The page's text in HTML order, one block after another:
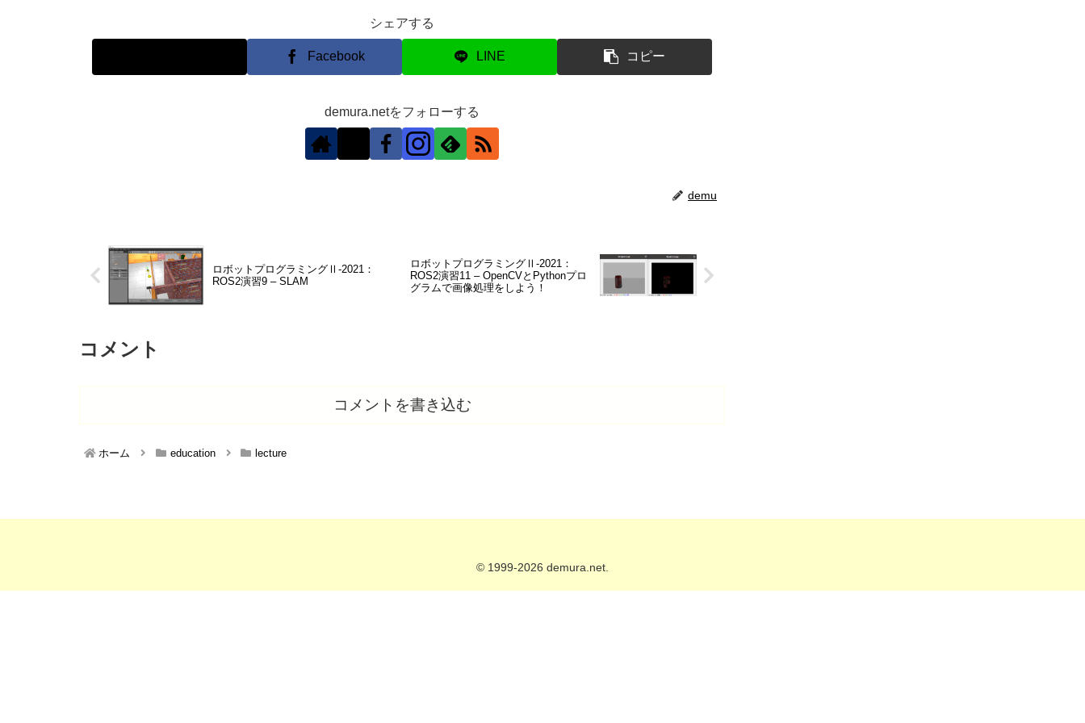
シェアする
Facebook LINE コピー
demura.netをフォローする
demu
ロボットプログラミングⅡ-2021：
ROS2演習9 – SLAM
ロボットプログラミングⅡ-2021：
ROS2演習11 – OpenCVとPythonプロ
グラムで画像処理をしよう！
コメント
コメントを書き込む
ホーム education lecture
© 1999-2026 demura.net.